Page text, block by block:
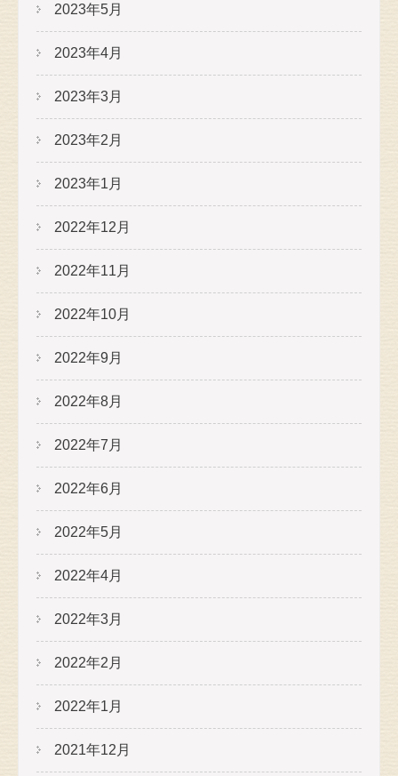
2023年5月
2023年4月
2023年3月
2023年2月
2023年1月
2022年12月
2022年11月
2022年10月
2022年9月
2022年8月
2022年7月
2022年6月
2022年5月
2022年4月
2022年3月
2022年2月
2022年1月
2021年12月